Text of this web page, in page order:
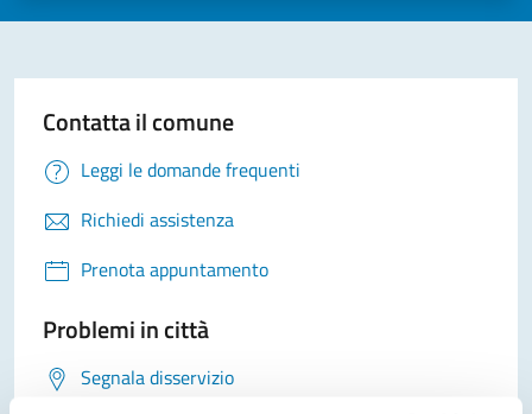
Contatta il comune
Leggi le domande frequenti
Richiedi assistenza
Prenota appuntamento
Problemi in città
Segnala disservizio